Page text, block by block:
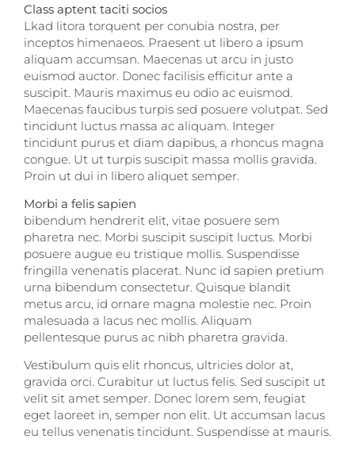
Class aptent taciti socios
Lkad litora torquent per conubia nostra, per
inceptos himenaeos. Praesent ut libero a ipsum
aliquam accumsan. Maecenas ut arcu in justo
euismod auctor. Donec facilisis efficitur ante a
suscipit. Mauris maximus eu odio ac euismod.
Maecenas faucibus turpis sed posuere volutpat. Sed
tincidunt luctus massa ac aliquam. Integer
tincidunt purus et diam dapibus, a rhoncus magna
congue. Ut ut turpis suscipit massa mollis gravida.
Proin ut dui in libero aliquet semper.
Morbi a felis sapien
bibendum hendrerit elit, vitae posuere sem
pharetra nec. Morbi suscipit suscipit luctus. Morbi
posuere augue eu tristique mollis. Suspendisse
fringilla venenatis placerat. Nunc id sapien pretium
urna bibendum consectetur. Quisque blandit
metus arcu, id ornare magna molestie nec. Proin
malesuada a lacus nec mollis. Aliquam
pellentesque purus ac nibh pharetra gravida.
Vestibulum quis elit rhoncus, ultricies dolor at,
gravida orci. Curabitur ut luctus felis. Sed suscipit ut
velit sit amet semper. Donec lorem sem, feugiat
eget laoreet in, semper non elit. Ut accumsan lacus
eu tellus venenatis tincidunt. Suspendisse at mauris.